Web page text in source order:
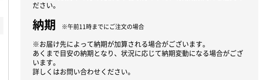
ださい。
納期 ※午前11時までにご注文の場合
※お届け先によって納期が加算される場合がございます。
あくまで目安の納期となり、状況に応じて納期変動になる場合がござ
います。
詳しくはお問い合わせください。